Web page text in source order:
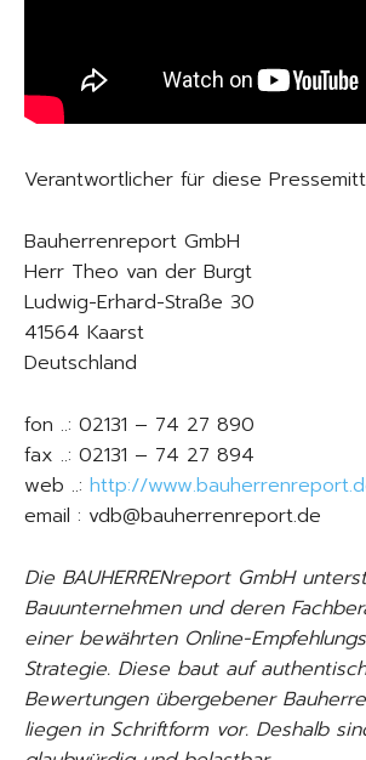
Verantwortlicher für diese
Bauherrenreport GmbH
Herr Theo van der Burgt
Ludwig-Erhard-Straße 30
41564 Kaarst
Deutschland
fon ..: 02131 – 74 27 890
fax ..: 02131 – 74 27 894
web ..: http://
email : vdb@bauherrenreport.de
Die BAUHERRENreport GmbH
Bauunternehmen und deren
einer bewährten Online-
Strategie. Diese baut auf
Bewertungen übergebener
liegen in Schriftform vor. Deshalb